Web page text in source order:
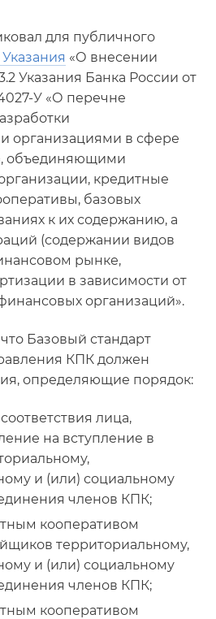
для публичного
«О внесении
Указания Банка России от
У «О перечне
организациями в сфере
объединяющими
кредитные
базовых
к их содержанию, а
(содержании видов
рынке,
в зависимости от
организаций».
Базовый стандарт
КПК должен
определяющие порядок:
лица,
на вступление в
и (или) социальному
членов КПК;
кооперативом
территориальному,
и (или) социальному
членов КПК;
кооперативом